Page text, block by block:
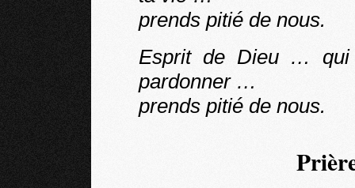
prends pitié de nous.
Esprit de Dieu … qui
pardonner …
prends pitié de nous.